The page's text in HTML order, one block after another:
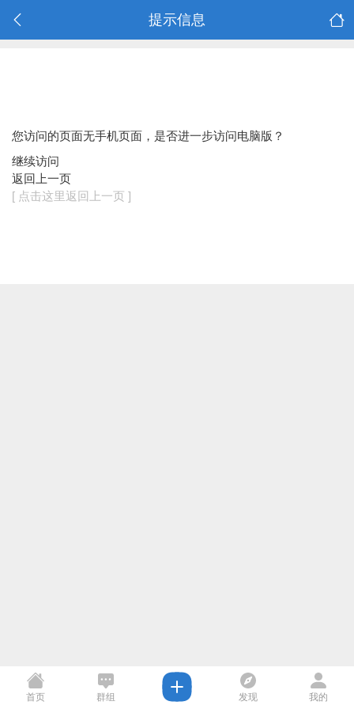
提示信息
您访问的页面无手机页面，是否进一步访问电脑版？
继续访问
返回上一页
[ 点击这里返回上一页 ]
首页 群组 发现 我的